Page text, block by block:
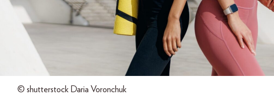
© shutterstock Daria Voronchuk